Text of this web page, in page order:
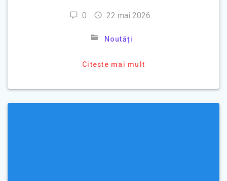
0 22 mai 2026
Noutăți
Citește mai mult